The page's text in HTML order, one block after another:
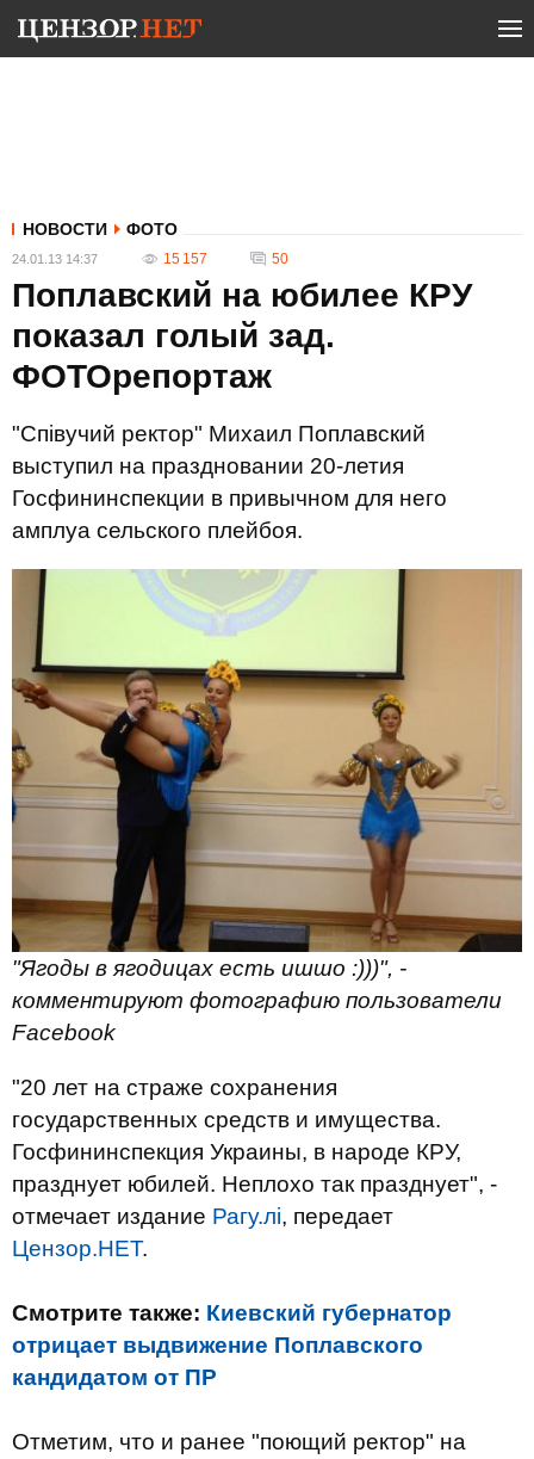
НОВОСТИ ФОТО
24.01.13 14:37 15 157 50
Поплавский на юбилее КРУ
показал голый зад.
ФОТОрепортаж
"Співучий ректор" Михаил Поплавский
выступил на праздновании 20-летия
Госфининспекции в привычном для него
амплуа сельского плейбоя.
"Ягоды в ягодицах есть ишшо :)))", -
комментируют фотографию пользователи
Facebook
"20 лет на страже сохранения
государственных средств и имущества.
Госфининспекция Украины, в народе КРУ,
празднует юбилей. Неплохо так празднует", -
отмечает издание Рагу.лі, передает
Цензор.НЕТ.
Смотрите также: Киевский губернатор
отрицает выдвижение Поплавского
кандидатом от ПР
Отметим, что и ранее "поющий ректор" на